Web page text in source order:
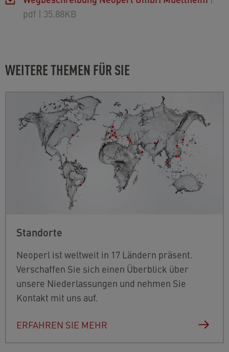
pdf | 35.88KB
WEITERE THEMEN FÜR SIE
Standorte
Neoperl ist weltweit in 17 Ländern präsent.
Verschaffen Sie sich einen Überblick über
unsere Niederlassungen und nehmen Sie
Kontakt mit uns auf.
ERFAHREN SIE MEHR